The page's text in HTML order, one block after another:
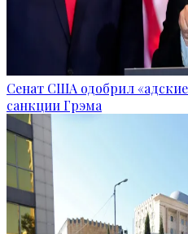
Сенат США одобрил
санкции Грэма